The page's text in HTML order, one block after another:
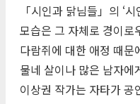
「시인과 닭님들」의 ‘
모습은 그 자체로 경이로
다람쥐에 대한 애정 때문
물네 살이나 많은 남자에
이상권 작가는 자타가